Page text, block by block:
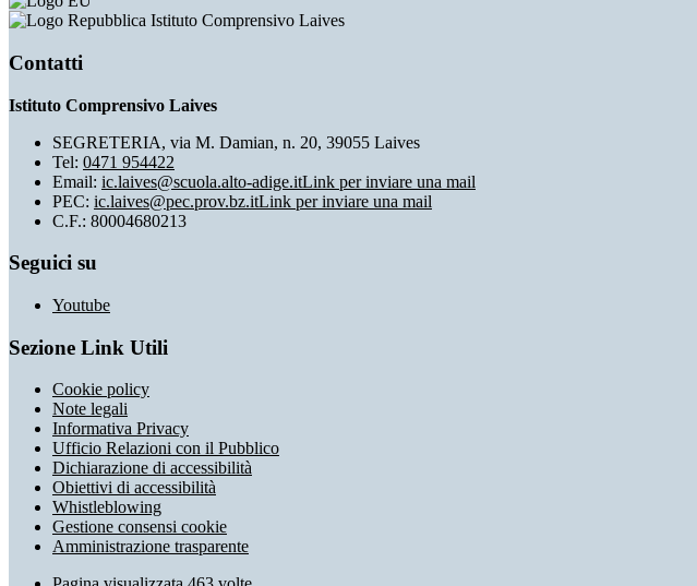
Istituto Comprensivo Laives
Contatti
Istituto Comprensivo Laives
SEGRETERIA, via M. Damian, n. 20, 39055 Laives
Tel: 0471 954422
Email: ic.laives@scuola.alto-adige.itLink per inviare una mail
PEC: ic.laives@pec.prov.bz.itLink per inviare una mail
C.F.: 80004680213
Seguici su
Youtube
Sezione Link Utili
Cookie policy
Note legali
Informativa Privacy
Ufficio Relazioni con il Pubblico
Dichiarazione di accessibilità
Obiettivi di accessibilità
Whistleblowing
Gestione consensi cookie
Amministrazione trasparente